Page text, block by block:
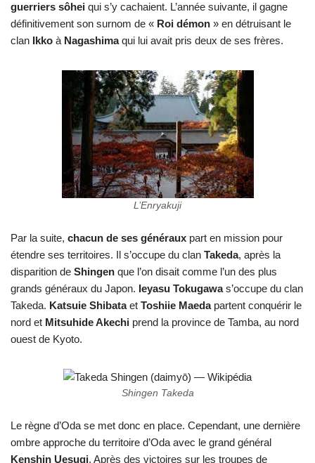
guerriers sôhei qui s’y cachaient. L’année suivante, il gagne
définitivement son surnom de « Roi démon » en détruisant le
clan Ikko à Nagashimaqui lui avait pris deux de ses frères.
L’Enryakuji
Par la suite, chacun de ses généraux part en mission pour
étendre ses territoires. Il s’occupe du clan Takeda, après la
disparition de Shingen que l’on disait comme l’un des plus
grands généraux du Japon. Ieyasu Tokugawas’occupe du clan
Takeda. Katsuie Shibataet Toshiie Maedapartent conquérir le
nord et Mitsuhide Akechi prend la province de Tamba, au nord
ouest de Kyoto.
Shingen Takeda
Le règne d’Oda se met donc en place. Cependant, une dernière
ombre approche du territoire d’Oda avec le grand général
Kenshin Uesugi. Après des victoires sur les troupes de